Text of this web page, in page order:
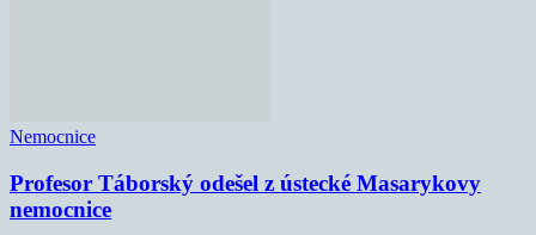
Nemocnice
Profesor Táborský odešel z ústecké Masarykovy
nemocnice